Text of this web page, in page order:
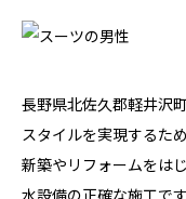
長野県北佐久郡軽井沢
スタイルを実現するた
新築やリフォームをは
水設備の正確な施工で